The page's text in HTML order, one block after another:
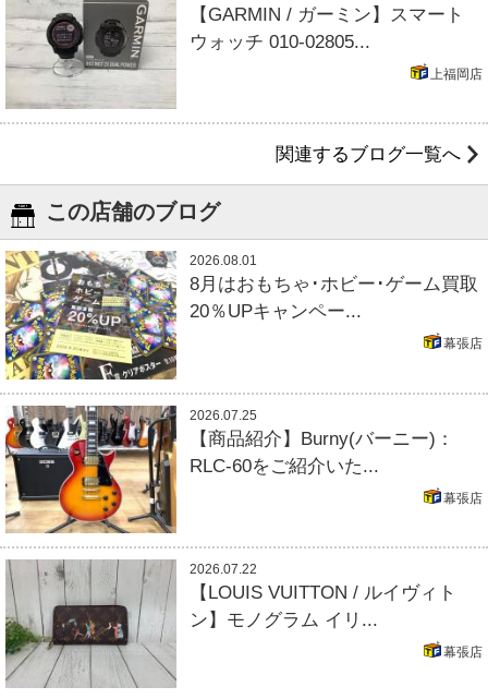
【GARMIN / ガーミン】スマート
ウォッチ 010-02805...
上福岡店
関連するブログ一覧へ
この店舗のブログ
2026.08.01
8月はおもちゃ･ホビー･ゲーム買取
20％UPキャンペー...
幕張店
2026.07.25
【商品紹介】Burny(バーニー)：
RLC-60をご紹介いた...
幕張店
2026.07.22
【LOUIS VUITTON / ルイヴィト
ン】モノグラム イリ...
幕張店